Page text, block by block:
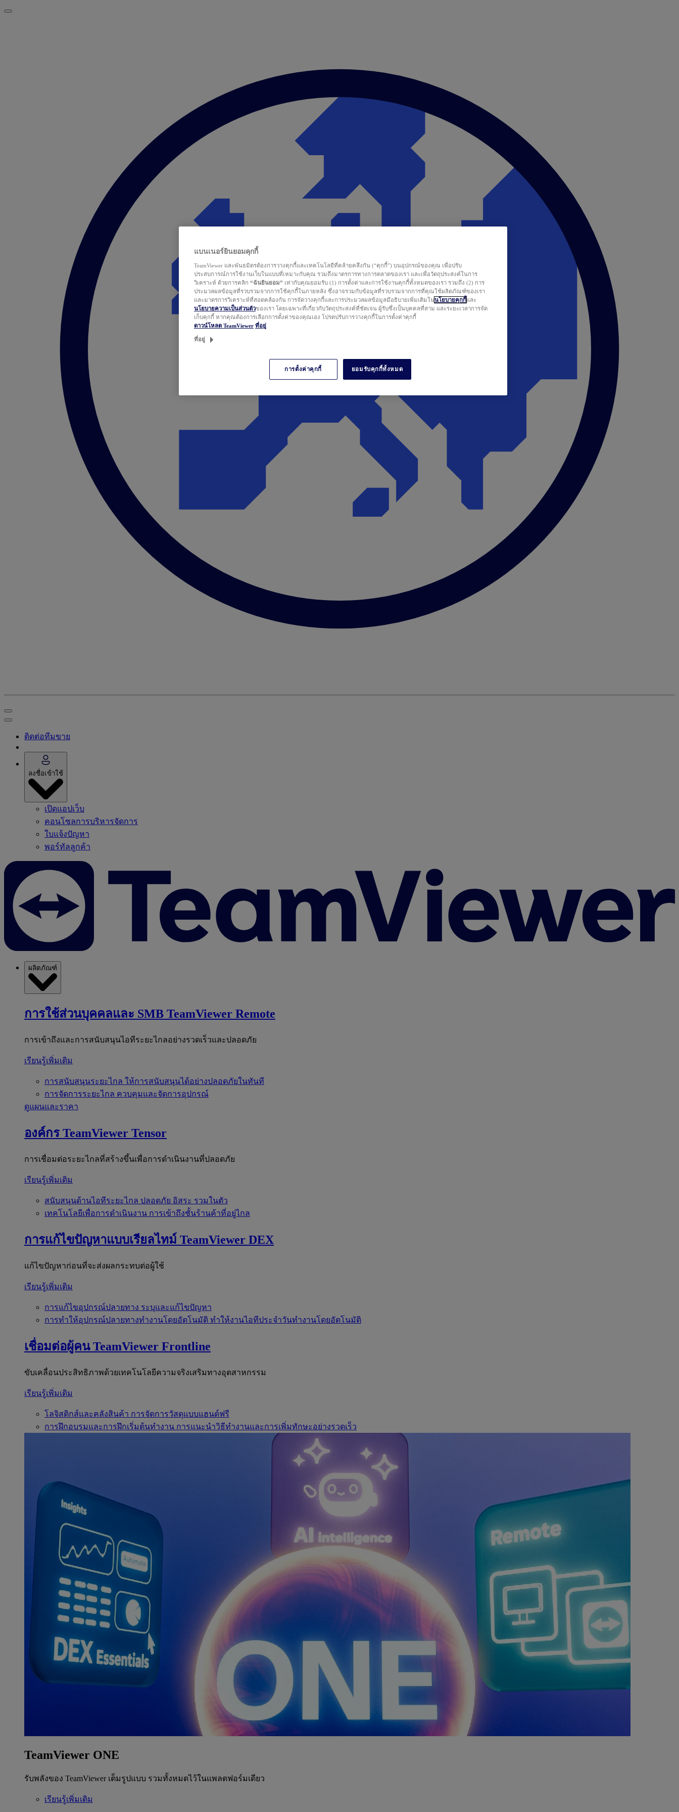
ติดต่อทีมขาย
ลงชื่อเข้าใช้
เปิดแอปเว็บ
คอนโซลการบริหารจัดการ
ใบแจ้งปัญหา
พอร์ทัลลูกค้า
ผลิตภัณฑ์
การใช้ส่วนบุคคลและ SMB TeamViewer Remote
การเข้าถึงและการสนับสนุนไอทีระยะไกลอย่างรวดเร็วและปลอดภัย
เรียนรู้เพิ่มเติม
การสนับสนุนระยะไกล ให้การสนับสนุนได้อย่างปลอดภัยในทันที
การจัดการระยะไกล ควบคุมและจัดการอุปกรณ์
ดูแผนและราคา
องค์กร TeamViewer Tensor
การเชื่อมต่อระยะไกลที่สร้างขึ้นเพื่อการดำเนินงานที่ปลอดภัย
เรียนรู้เพิ่มเติม
สนับสนุนด้านไอทีระยะไกล ปลอดภัย อิสระ รวมในตัว
เทคโนโลยีเพื่อการดำเนินงาน การเข้าถึงชั้นร้านค้าที่อยู่ไกล
การแก้ไขปัญหาแบบเรียลไทม์ TeamViewer DEX
แก้ไขปัญหาก่อนที่จะส่งผลกระทบต่อผู้ใช้
เรียนรู้เพิ่มเติม
การแก้ไขอุปกรณ์ปลายทาง ระบุและแก้ไขปัญหา
การทำให้อุปกรณ์ปลายทางทำงานโดยอัตโนมัติ ทำให้งานไอทีประจำวันทำงานโดยอัตโนมัติ
เชื่อมต่อผู้คน TeamViewer Frontline
ขับเคลื่อนประสิทธิภาพด้วยเทคโนโลยีความจริงเสริมทางอุตสาหกรรม
เรียนรู้เพิ่มเติม
โลจิสติกส์และคลังสินค้า การจัดการวัสดุแบบแฮนด์ฟรี
การฝึกอบรมและการฝึกเริ่มต้นทำงาน การแนะนำวิธีทำงานและการเพิ่มทักษะอย่างรวดเร็ว
TeamViewer ONE
รับพลังของ TeamViewer เต็มรูปแบบ รวมทั้งหมดไว้ในแพลตฟอร์มเดียว
เรียนรู้เพิ่มเติม
แบนเนอร์ยินยอมคุกกี้
TeamViewer และพันธมิตรต้องการวางคุกกี้และเทคโนโลยีที่คล้ายคลึงกัน (“คุกกี้”) บนอุปกรณ์ของคุณ เพื่อปรับ
ประสบการณ์การใช้งานเว็บในแบบที่เหมาะกับคุณ รวมถึงมาตรการทางการตลาดของเรา และเพื่อวัตถุประสงค์ในการ
วิเคราะห์ ด้วยการคลิก “ฉันยินยอม” เท่ากับคุณยอมรับ (1) การตั้งค่าและการใช้งานคุกกี้ทั้งหมดของเรา รวมถึง (2) การ
ประมวลผลข้อมูลที่รวบรวมจากการใช้คุกกี้ในภายหลัง ซึ่งอาจรวมกับข้อมูลที่รวบรวมจากการที่คุณใช้ผลิตภัณฑ์ของเรา
และมาตรการวิเคราะห์ที่สอดคล้องกัน การจัดวางคุกกี้และการประมวลผลข้อมูลมีอธิบายเพิ่มเติมในนโยบายคุกกี้และ
นโยบายความเป็นส่วนตัวของเรา โดยเฉพาะที่เกี่ยวกับวัตถุประสงค์ที่ชัดเจน ผู้รับซึ่งเป็นบุคคลที่สาม และระยะเวลาการจัด
เก็บคุกกี้ หากคุณต้องการเลือกการตั้งค่าของคุณเอง โปรดปรับการวางคุกกี้ในการตั้งค่าคุกกี้
ดาวน์โหลด TeamViewer ที่อยู่
ที่อยู่
การตั้งค่าคุกกี้ ยอมรับคุกกี้ทั้งหมด